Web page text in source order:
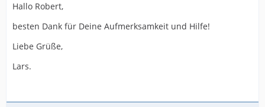
Hallo Robert,
besten Dank für Deine Aufmerksamkeit und Hilfe!
Liebe Grüße,
Lars.